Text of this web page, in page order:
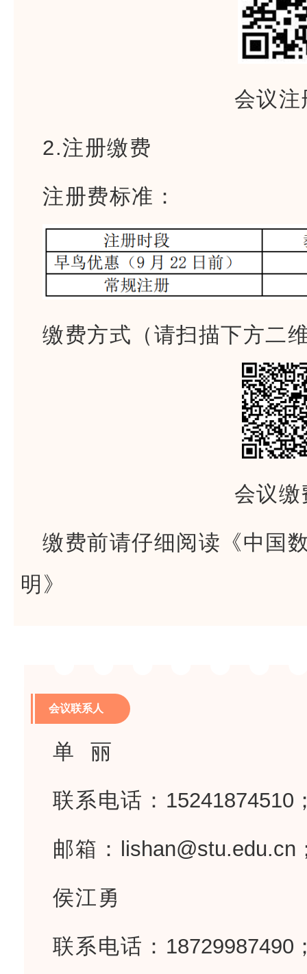
会议注
2.注册缴费
注册费标准：
缴费方式（请扫描下方二
会议缴
缴费前请仔细阅读《中国
明》
会议联系人
单 丽
联系电话： 15241874510
邮箱： lishan@stu.edu.cn
侯江勇
联系电话： 18729987490